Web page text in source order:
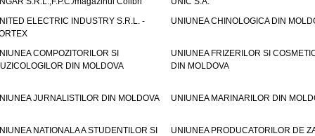
ELECTRIC INDUSTRY S.R.L. -
UNIUNEA CHINOLOGICA DIN
COMPOZITORILOR SI
DIN MOLDOVA
UNIUNEA FRIZERILOR SI
DIN MOLDOVA
JURNALISTILOR DIN MOLDOVA UNIUNEA MARINARILOR DIN
NATIONALA A STUDENTILOR SI
UNIUNEA PRODUCATORILOR DE